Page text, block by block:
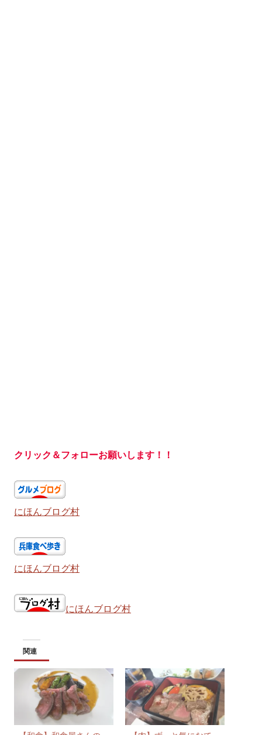
クリック＆フォローお願いします！！
にほんブログ村
にほんブログ村
にほんブログ村
関連